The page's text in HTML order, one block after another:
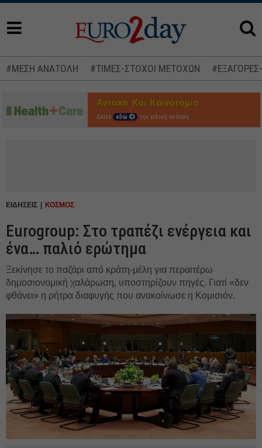
#ΜΕΣΗ ΑΝΑΤΟΛΗ #ΤΙΜΕΣ-ΣΤΟΧΟΙ ΜΕΤΟΧΩΝ
Δείτε εδώ την ειδική έκδοση
ΕΙΔΗΣΕΙΣ ΚΟΣΜΟΣ
Eurogroup: Στο τραπέζι ενέργεια και
ένα… παλιό ερώτημα
Ξεκίνησε το παζάρι από κράτη-μέλη για περαιτέρω
δημοσιονομική χαλάρωση, υποστηρίζουν πηγές. Γιατί «δεν
φθάνει» η ρήτρα διαφυγής που ανακοίνωσε η Κομισιόν.